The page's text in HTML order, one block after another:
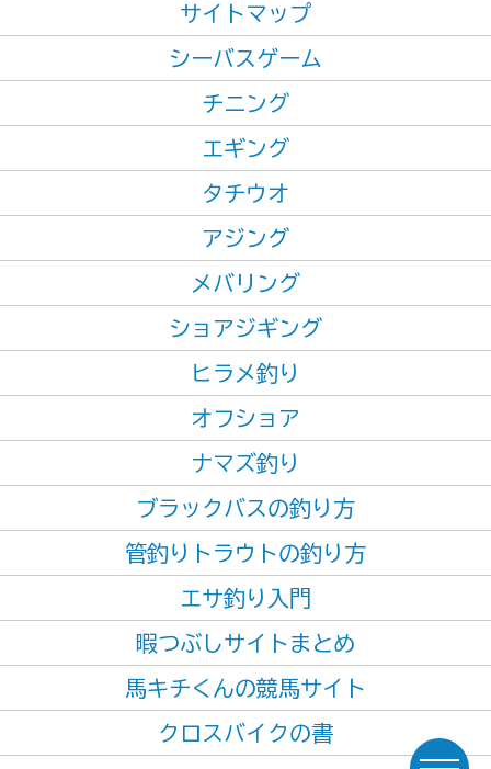
サイトマップ
シーバスゲーム
チニング
エギング
タチウオ
アジング
メバリング
ショアジギング
ヒラメ釣り
オフショア
ナマズ釣り
ブラックバスの釣り方
管釣りトラウトの釣り方
エサ釣り入門
暇つぶしサイトまとめ
馬キチくんの競馬サイト
クロスバイクの書